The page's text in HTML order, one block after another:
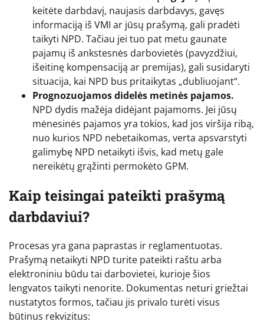
keitėte darbdavį, naujasis darbdavys, gavęs
informaciją iš VMI ar jūsų prašymą, gali pradėti
taikyti NPD. Tačiau jei tuo pat metu gaunate
pajamų iš ankstesnės darbovietės (pavyzdžiui,
išeitinę kompensaciją ar premijas), gali susidaryti
situacija, kai NPD bus pritaikytas „dubliuojant“.
Prognozuojamos didelės metinės pajamos.
NPD dydis mažėja didėjant pajamoms. Jei jūsų
mėnesinės pajamos yra tokios, kad jos viršija ribą,
nuo kurios NPD nebetaikomas, verta apsvarstyti
galimybę NPD netaikyti išvis, kad metų gale
nereikėtų grąžinti permokėto GPM.
Kaip teisingai pateikti prašymą
darbdaviui?
Procesas yra gana paprastas ir reglamentuotas.
Prašymą netaikyti NPD turite pateikti raštu arba
elektroniniu būdu tai darbovietei, kurioje šios
lengvatos taikyti nenorite. Dokumentas neturi griežtai
nustatytos formos, tačiau jis privalo turėti visus
būtinus rekvizitus: